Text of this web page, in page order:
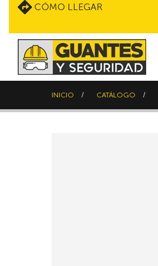
CÓMO LLEGAR
INICIO CATÁLOGO